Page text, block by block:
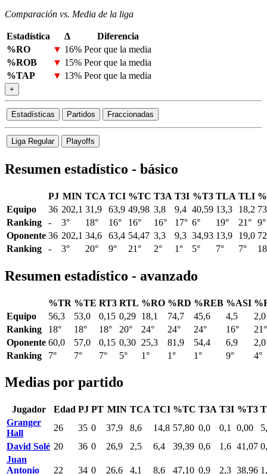
Comparación vs. Media de la liga
Estadística Δ
Diferencia
%RO
▼ 16% Peor que la media
%ROB
▼ 15% Peor que la media
%TAP
▼ 13% Peor que la media
+
Estadísticas Partidos Fraccionadas
Liga Regular Playoffs
Resumen estadístico - básico
PJ MIN TCA TCI %TC T3A T3I %T3 TLA TLI
Equipo
36 202,1 31,9 63,9 49,98 3,8 9,4 40,59 13,3 18,2
Ranking
- 3° 18° 16° 16° 16° 17° 6° 19° 21° 9°
Oponente 36 202,1 34,6 63,4 54,47 3,3 9,3 34,93 13,9 19,0
Ranking
- 3° 20° 9° 21° 2° 1° 5° 7° 7°
Resumen estadístico - avanzado
%TR %TE RT3 RTL %RO %RD %REB %ASI
Equipo
56,3 53,0 0,15 0,29 18,1 74,7 45,6 4,5
2,0
Ranking
18° 18° 18° 20° 24° 24° 24° 16°
21°
Oponente 60,0 57,0 0,15 0,30 25,3 81,9 54,4 6,9
2,0
Ranking
7° 7° 7° 5° 1° 1° 1° 9° 4°
Medias por partido
Jugador Edad PJ PT MIN TCA TCI %TC T3A T3I %T3
Granger
Hall
26 35 0 37,9 8,6 14,8 57,80 0,0 0,1 0,00
David Solé 20 36 0 26,9 2,5 6,4 39,39 0,6 1,6 41,07
Juan
Antonio
22 34 0 26,6 4,1 8,6 47,10 0,9 2,3 38,96